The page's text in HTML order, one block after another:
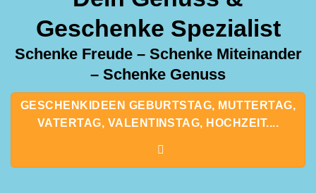
Geschenke Spezialist
Schenke Freude – Schenke Miteinander
– Schenke Genuss
GESCHENKIDEEN GEBURTSTAG, MUTTERTAG,
VATERTAG, VALENTINSTAG, HOCHZEIT....